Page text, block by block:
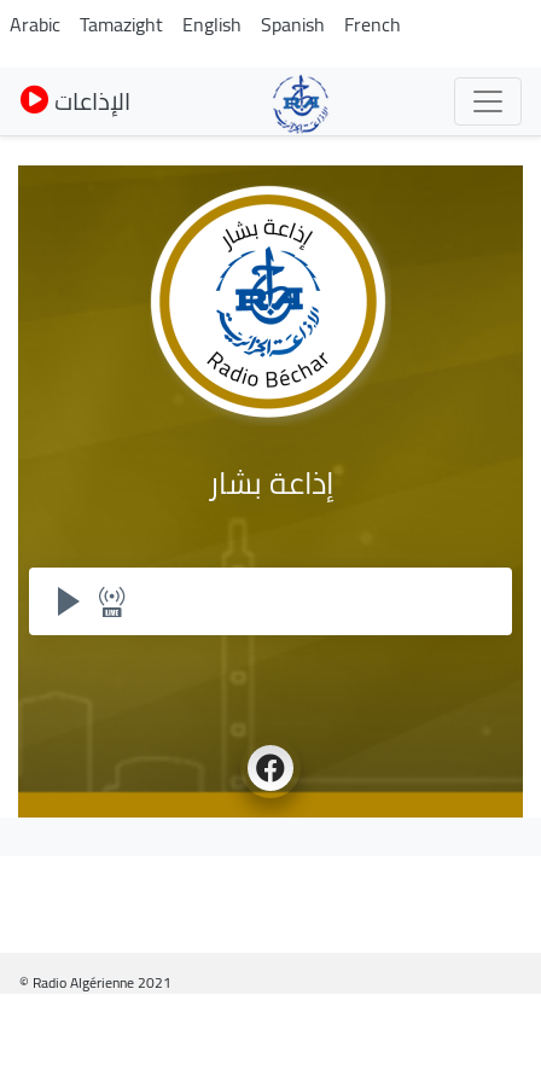
Pasar
al
contenido
principal
Arabic Tamazight English Spanish French
الإذاعات
إذاعة بشار
© Radio Algérienne 2021